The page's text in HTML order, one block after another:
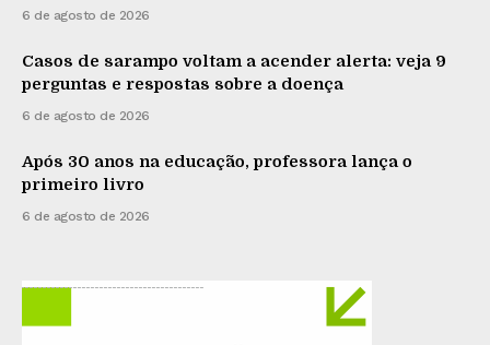
6 de agosto de 2026
Casos de sarampo voltam a acender alerta: veja 9
perguntas e respostas sobre a doença
6 de agosto de 2026
Após 30 anos na educação, professora lança o
primeiro livro
6 de agosto de 2026